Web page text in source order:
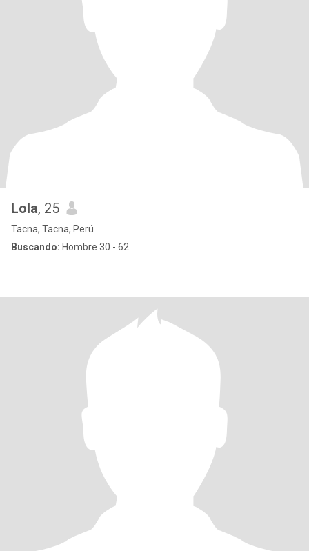
Lola, 25
Tacna, Tacna, Perú
Buscando: Hombre 30 - 62